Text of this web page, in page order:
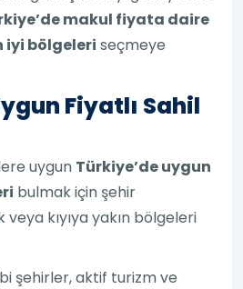
makul fiyata daire
iyi bölgeleri seçmeye
Fiyatlı Sahil
uygun Türkiye’de uygun
bulmak için şehir
kıyıya yakın bölgeleri
şehirler, aktif turizm ve